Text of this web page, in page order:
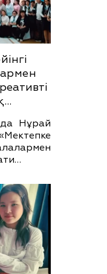
Нұрай